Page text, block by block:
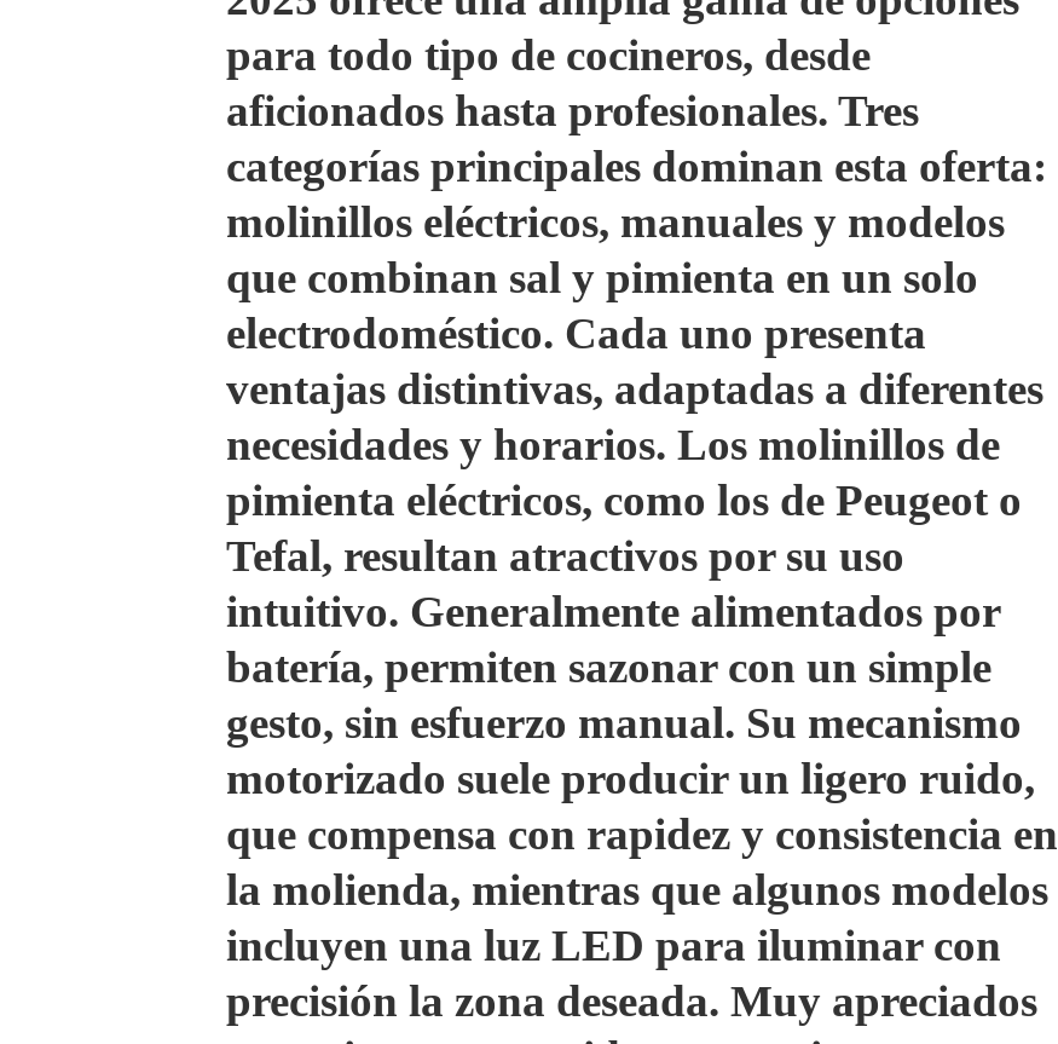
para todo tipo de cocineros, desde
aficionados hasta profesionales. Tres
categorías principales dominan esta oferta:
molinillos eléctricos, manuales y modelos
que combinan sal y pimienta en un solo
electrodoméstico. Cada uno presenta
ventajas distintivas, adaptadas a diferentes
necesidades y horarios. Los molinillos de
pimienta eléctricos, como los de Peugeot o
Tefal, resultan atractivos por su uso
intuitivo. Generalmente alimentados por
batería, permiten sazonar con un simple
gesto, sin esfuerzo manual. Su mecanismo
motorizado suele producir un ligero ruido,
que compensa con rapidez y consistencia en
la molienda, mientras que algunos modelos
incluyen una luz LED para iluminar con
precisión la zona deseada. Muy apreciados